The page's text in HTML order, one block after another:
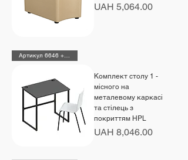
Price
UAH 5,064.00
Артикул 6646 + 48475 HPL
Комплект столу 1 -
місного на
металевому каркасі
та стілець з
покриттям HPL
Price
UAH 8,046.00